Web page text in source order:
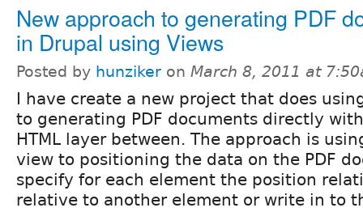
New approach to generating PDF
in Drupal using Views
Posted by hunziker on March 8, 2011 at
I have create a new project that does
to generating PDF documents directly
HTML layer between. The approach is
view to positioning the data on the PDF
specify for each element the position
relative to another element or write in to